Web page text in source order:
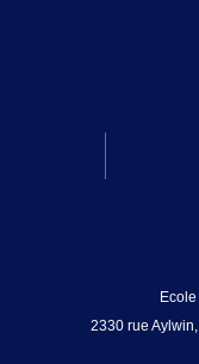
2330 rue